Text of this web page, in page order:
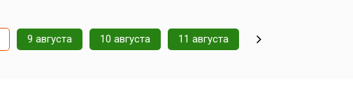
9 августа 10 августа 11 августа